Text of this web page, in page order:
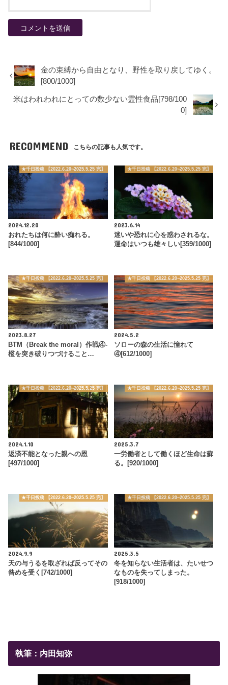
金の束縛から自由となり、野性を取り戻してゆく。
[800/1000]
米はわれわれにとっての数少ない霊性食品[798/100
0]
RECOMMEND こちらの記事も人気です。
★千日投稿 【2022.6.20~2025.5.25 完】
2024.12.20
おれたちは何に酔い痴れる。
[844/1000]
★千日投稿 【2022.6.20~2025.5.25 完】
2023.6.14
迷いや恐れに心を惑わされるな。
運命はいつも雄々しい[359/1000]
★千日投稿 【2022.6.20~2025.5.25 完】
2023.8.27
BTM（Break the moral）作戦④-
檻を突き破りつづけること…
★千日投稿 【2022.6.20~2025.5.25 完】
2024.5.2
ソローの森の生活に憧れて
④[612/1000]
★千日投稿 【2022.6.20~2025.5.25 完】
2024.1.10
返済不能となった親への恩
[497/1000]
★千日投稿 【2022.6.20~2025.5.25 完】
2025.3.7
一労働者として働くほど生命は蘇
る。[920/1000]
★千日投稿 【2022.6.20~2025.5.25 完】
2024.9.9
天の与うるを取ざれば反ってその
咎めを受く[742/1000]
★千日投稿 【2022.6.20~2025.5.25 完】
2025.3.5
冬を知らない生活者は、たいせつ
なものを失ってしまった。
[918/1000]
執筆：内田知弥